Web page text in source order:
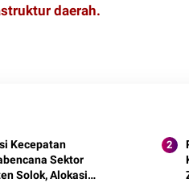
daerah.
Kecepatan
Sektor
Solok, Alokasi